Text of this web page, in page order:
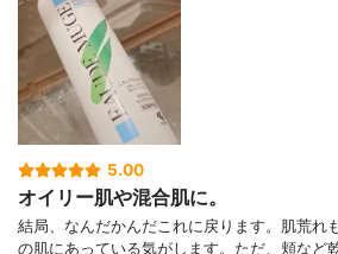
5.00
オイリー肌や混合肌に。
結局、なんだかんだこれに戻ります。肌荒れ
の肌にあっている気がします。ただ、頬など